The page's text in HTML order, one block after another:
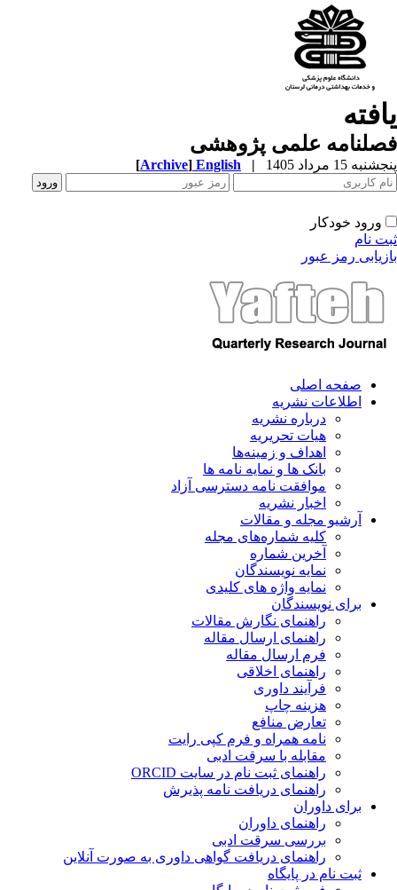
علمی پژوهشی
15 مرداد 1405 |
English
[Archive]
ورود خودکار
نام
رمز عبور
صفحه اصلی
اطلاعات نشریه
درباره نشریه
هیات تحریریه
اهداف و زمینه‌ها
بانک ها و نمایه نامه ها
موافقت نامه دسترسی آزاد
اخبار نشریه
آرشیو مجله و مقالات
کلیه شماره‌های مجله
آخرین شماره
نمایه نویسندگان
نمایه واژه های کلیدی
برای نویسندگان
راهنمای نگارش مقالات
راهنمای ارسال مقاله
فرم ارسال مقاله
راهنمای اخلاقی
فرآیند داوری
هزینه چاپ
تعارض منافع
نامه همراه و فرم کپی رایت
مقابله با سرقت ادبی
راهنمای ثبت نام در سایت ORCID
راهنمای دریافت نامه پذیرش
برای داوران
راهنمای داوران
بررسی سرقت ادبی
راهنمای دریافت گواهی داوری به صورت آنلاین
ثبت نام در پایگاه